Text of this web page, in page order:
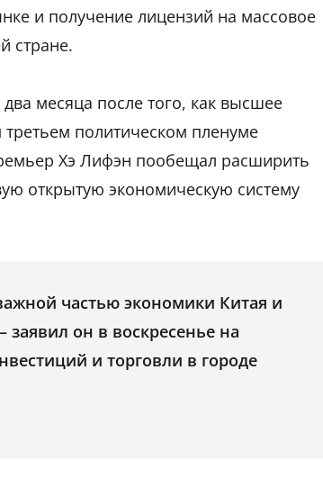
и получение лицензий на массовое
стране.
месяца после того, как высшее
политическом пленуме
Хэ Лифэн пообещал расширить
открытую экономическую систему
частью экономики Китая и
он в воскресенье на
и торговли в городе